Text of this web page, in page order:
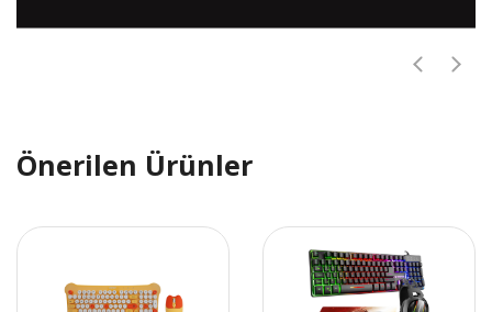
Önerilen Ürünler